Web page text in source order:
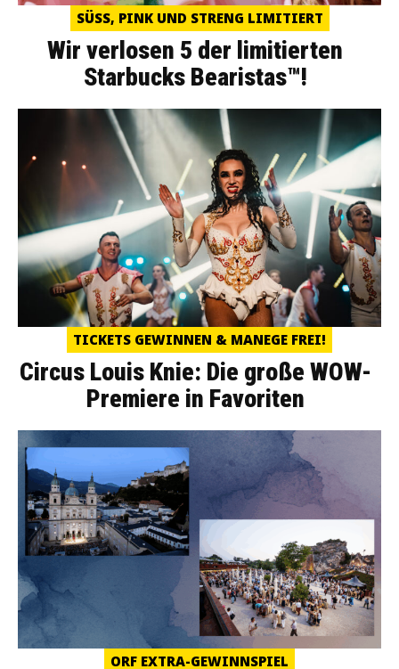
SÜSS, PINK UND STRENG LIMITIERT
Wir verlosen 5 der limitierten
Starbucks Bearistas™!
TICKETS GEWINNEN & MANEGE FREI!
Circus Louis Knie: Die große WOW-
Premiere in Favoriten
ORF EXTRA-GEWINNSPIEL